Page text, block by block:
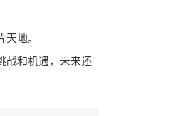
地。
战和机遇，未来还